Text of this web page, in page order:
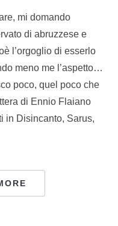
mi domando
di abruzzese e
l’orgoglio di esserlo
meno me l’aspetto…
poco, quel poco che
di Ennio Flaiano
in Disincanto, Sarus,